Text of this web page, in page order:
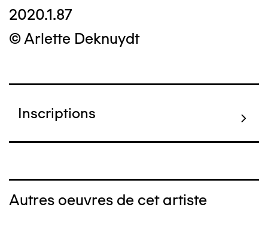
2020.1.87
© Arlette Deknuydt
Inscriptions
Autres oeuvres de cet artiste